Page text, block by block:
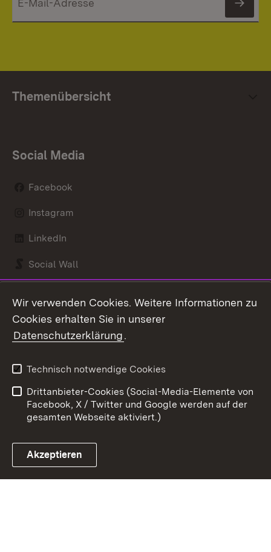
Themenübersicht
Social Media
Facebook
Instagram
LinkedIn
Social Wall
Link zum Landesportal
Kontakt
Barrierefreiheit
Impressum
Cookies
Wir verwenden Cookies. Weitere Informationen zu
Cookies erhalten Sie in unserer
Datenschutzerklärung.
Technisch notwendige Cookies
Drittanbieter-Cookies (Social-Media-Elemente von
Facebook, X / Twitter und Google werden auf der
gesamten Webseite aktiviert.)
Akzeptieren